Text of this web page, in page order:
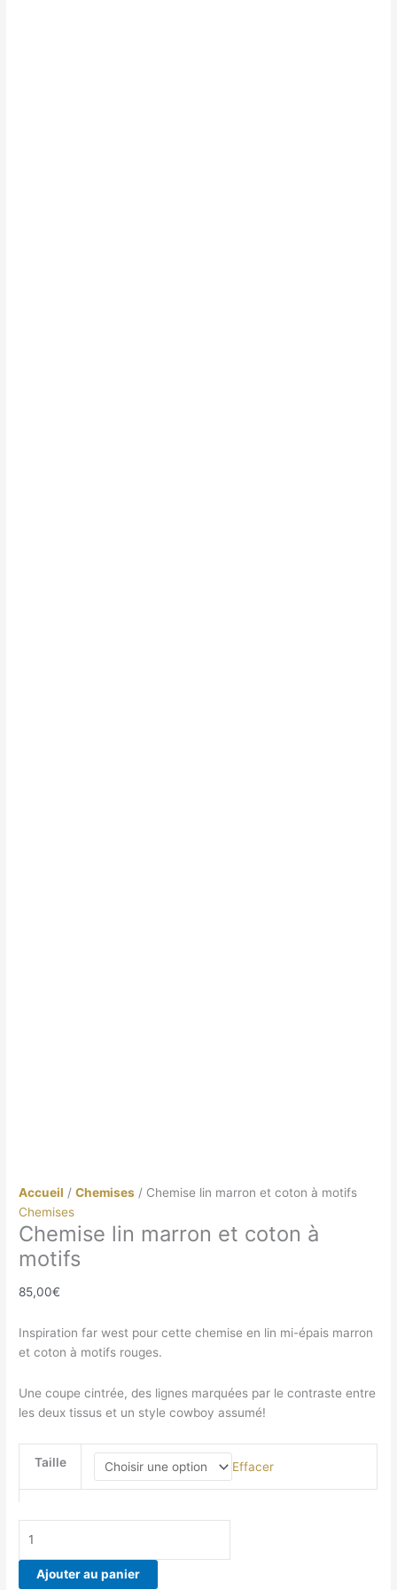
Accueil /Chemises / Chemise lin marron et coton à motifs
Chemises
Chemise lin marron et coton à
motifs
85,00€
Inspiration far west pour cette chemise en lin mi-épais marron
et coton à motifs rouges.
Une coupe cintrée, des lignes marquées par le contraste entre
les deux tissus et un style cowboy assumé!
Taille Effacer
de
Chemise
Ajouter au panier